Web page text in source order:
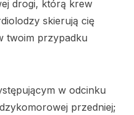
drogi, którą krew
skierują cię
twoim przypadku
w odcinku
przedniej;